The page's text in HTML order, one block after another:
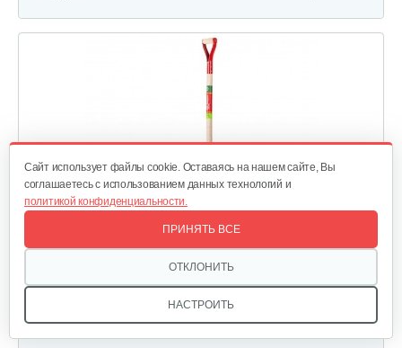
Лопата снеговая с металлической ручкой
Cайт использует файлы cookie. Оставаясь на нашем сайте, Вы
соглашаетесь с использованием данных технологий и
политикой конфиденциальности.
НАСТРОИТЬ
ОТКЛОНИТЬ
ПРИНЯТЬ ВСЕ